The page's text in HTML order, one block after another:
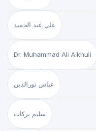
علي عبد الحميد
Dr. Muhammad Ali Alkhuli
عباس نورالدين
سليم بركات